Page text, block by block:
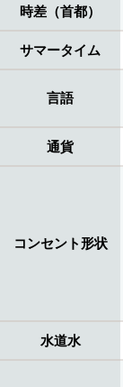
時差（首都）
サマータイム
言語
通貨
コンセント形状
水道水